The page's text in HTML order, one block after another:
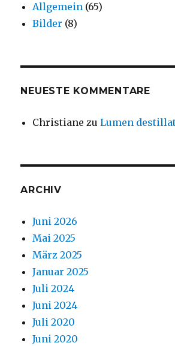
Allgemein (65)
Bilder (8)
NEUESTE KOMMENTARE
Christiane zuLumen
ARCHIV
Juni 2026
Mai 2025
März 2025
Januar 2025
Juli 2024
Juni 2024
Juli 2020
Juni 2020